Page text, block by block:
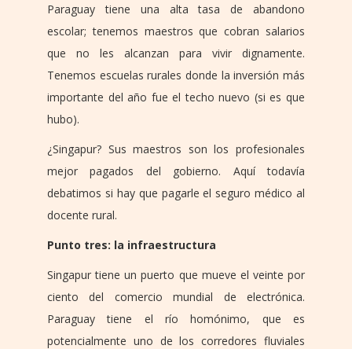
Paraguay tiene una alta tasa de abandono
escolar; tenemos maestros que cobran salarios
que no les alcanzan para vivir dignamente.
Tenemos escuelas rurales donde la inversión más
importante del año fue el techo nuevo (si es que
hubo).
¿Singapur? Sus maestros son los profesionales
mejor pagados del gobierno. Aquí todavía
debatimos si hay que pagarle el seguro médico al
docente rural.
Punto tres: la infraestructura
Singapur tiene un puerto que mueve el veinte por
ciento del comercio mundial de electrónica.
Paraguay tiene el río homónimo, que es
potencialmente uno de los corredores fluviales